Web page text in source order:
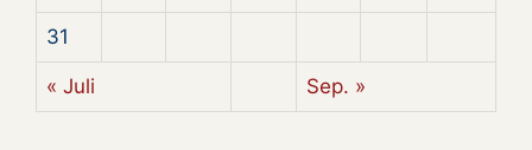
31
« Juli Sep. »